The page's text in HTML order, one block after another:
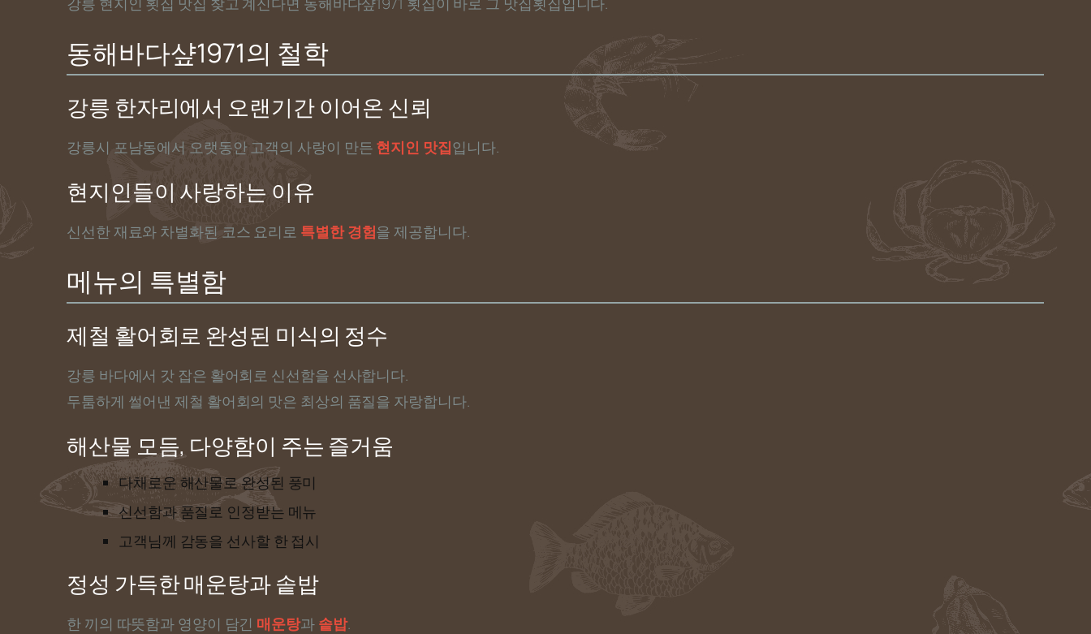
동해바다샾1971의 철학
강릉 한자리에서 오랜기간 이어온 신뢰
강릉시 포남동에서 오랫동안 고객의 사랑이 만든 현지인 맛집입니다.
현지인들이 사랑하는 이유
신선한 재료와 차별화된 코스 요리로 특별한 경험을 제공합니다.
메뉴의 특별함
제철 활어회로 완성된 미식의 정수
강릉 바다에서 갓 잡은 활어회로 신선함을 선사합니다.
두툼하게 썰어낸 제철 활어회의 맛은 최상의 품질을 자랑합니다.
해산물 모듬, 다양함이 주는 즐거움
다채로운 해산물로 완성된 풍미
신선함과 품질로 인정받는 메뉴
고객님께 감동을 선사할 한 접시
정성 가득한 매운탕과 솥밥
한 끼의 따뜻함과 영양이 담긴 매운탕과 솥밥.